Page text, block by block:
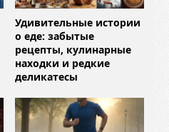
Удивительные истории
о еде: забытые
рецепты, кулинарные
находки и редкие
деликатесы